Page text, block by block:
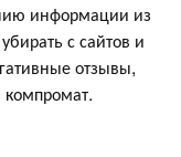
информации из
с сайтов и
отзывы,
компромат.